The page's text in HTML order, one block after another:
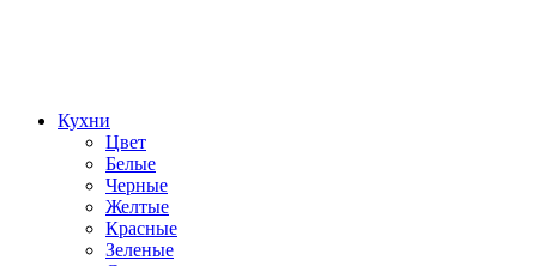
Кухни
Цвет
Белые
Черные
Желтые
Красные
Зеленые